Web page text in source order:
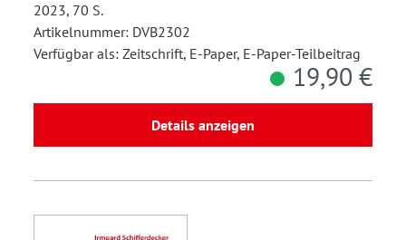
2023, 70 S.
Artikelnummer: DVB2302
Verfügbar als: Zeitschrift, E-Paper, E-Paper-Teilbeitrag
19,90 €
Details anzeigen